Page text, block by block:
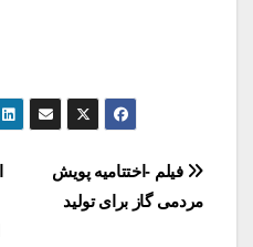
راهبری
نوشته
فیلم -اختتامیه پویش
مردمی گاز برای تولید